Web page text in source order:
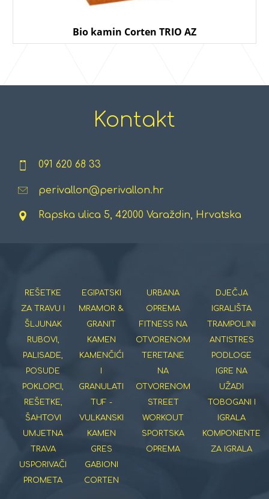
Bio kamin Corten TRIO AZ
Kontakt
091 620 68 33
perivallon@perivallon.hr
Rapska ulica 5, 42000 Varaždin, Hrvatska
REŠETKE
ZA TRAVU I
ŠLJUNAK
RUBOVI,
PALISADE,
POSUDE
POKLOPCI,
REŠETKE,
ŠAHTOVI
UMJETNA
TRAVA
USPORIVAČI
PROMETA
EGIPATSKI
MRAMOR &
GRANIT
KAMEN
KAMENČIĆI
I
GRANULATI
TUF -
VULKANSKI
KAMEN
GRES
GABIONI
CORTEN
URBANA
OPREMA
FITNESS NA
OTVORENOM
TERETANE
NA
OTVORENOM
STREET
WORKOUT
SPORTSKA
OPREMA
DJEČJA
IGRALIŠTA
TRAMPOLINI
ANTISTRES
PODLOGE
IGRE NA
UŽADI
TOBOGANI I
IGRALA
KOMPONENTE
ZA IGRALA